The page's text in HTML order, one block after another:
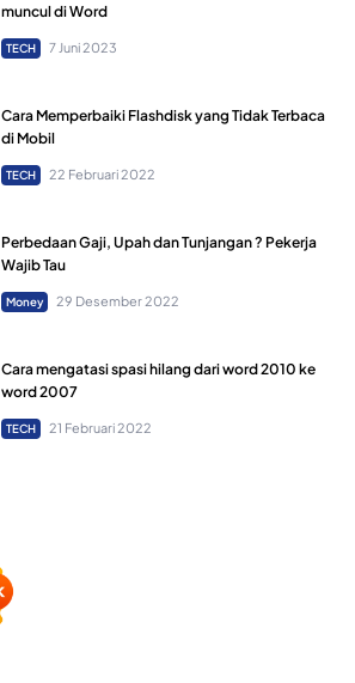
muncul di Word
TECH 7 Juni 2023
Cara Memperbaiki Flashdisk yang Tidak Terbaca
di Mobil
TECH 22 Februari 2022
Perbedaan Gaji, Upah dan Tunjangan ? Pekerja
Wajib Tau
Money 29 Desember 2022
Cara mengatasi spasi hilang dari word 2010 ke
word 2007
TECH 21 Februari 2022